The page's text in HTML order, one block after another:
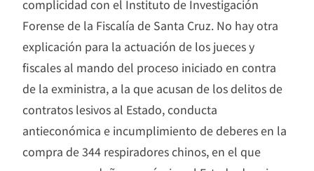
complicidad con el Instituto de Investigación
Forense de la Fiscalía de Santa Cruz. No hay otra
explicación para la actuación de los jueces y
fiscales al mando del proceso iniciado en contra
de la exministra, a la que acusan de los delitos de
contratos lesivos al Estado, conducta
antieconómica e incumplimiento de deberes en la
compra de 344 respiradores chinos, en el que